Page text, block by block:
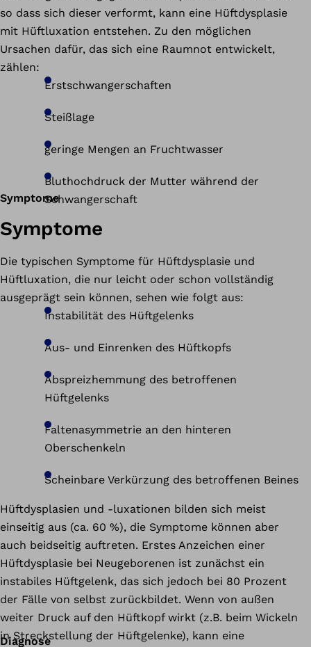
so dass sich dieser verformt, kann eine Hüftdysplasie
mit Hüftluxation entstehen. Zu den möglichen
Ursachen dafür, das sich eine Raumnot entwickelt,
zählen:
Erstschwangerschaften
Steißlage
geringe Mengen an Fruchtwasser
Bluthochdruck der Mutter während der
Schwangerschaft
Symptome
Symptome
Die typischen Symptome für Hüftdysplasie und
Hüftluxation, die nur leicht oder schon vollständig
ausgeprägt sein können, sehen wie folgt aus:
Instabilität des Hüftgelenks
Aus- und Einrenken des Hüftkopfs
Abspreizhemmung des betroffenen
Hüftgelenks
Faltenasymmetrie an den hinteren
Oberschenkeln
Scheinbare Verkürzung des betroffenen Beines
Hüftdysplasien und -luxationen bilden sich meist
einseitig aus (ca. 60 %), die Symptome können aber
auch beidseitig auftreten. Erstes Anzeichen einer
Hüftdysplasie bei Neugeborenen ist zunächst ein
instabiles Hüftgelenk, das sich jedoch bei 80 Prozent
der Fälle von selbst zurückbildet. Wenn von außen
weiter Druck auf den Hüftkopf wirkt (z.B. beim Wickeln
in Streckstellung der Hüftgelenke), kann eine
Diagnose